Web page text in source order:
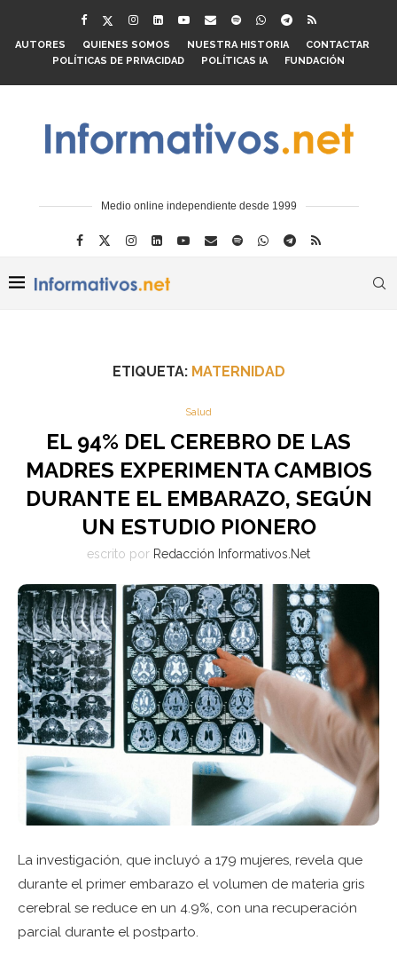
AUTORES QUIENES SOMOS NUESTRA HISTORIA
CONTACTAR
POLÍTICAS DE PRIVACIDAD
POLÍTICAS IA FUNDACIÓN
Medio online independiente desde 1999
ETIQUETA: MATERNIDAD
Salud
EL 94% DEL CEREBRO DE LAS
MADRES EXPERIMENTA CAMBIOS
DURANTE EL EMBARAZO, SEGÚN
UN ESTUDIO PIONERO
escrito por Redacción Informativos.Net
La investigación, que incluyó a 179 mujeres, revela que
durante el primer embarazo el volumen de materia gris
cerebral se reduce en un 4.9%, con una recuperación
parcial durante el postparto.